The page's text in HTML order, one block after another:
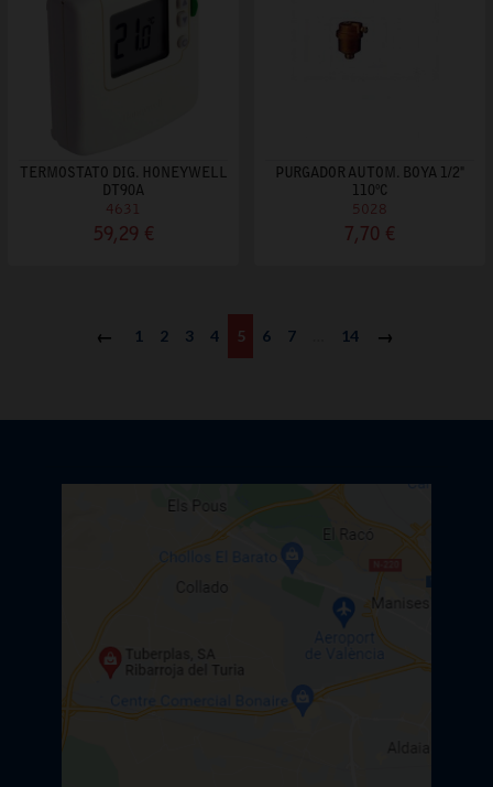
TERMOSTATO DIG. HONEYWELL
DT90A
4631
59,29 €
PURGADOR AUTOM. BOYA 1/2"
110ºC
5028
7,70 €
Anterior
1 2 3 4 5 6 7 14 Siguiente